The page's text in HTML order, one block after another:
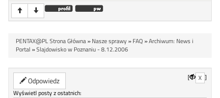
PENTAX@PL Strona Główna» Nasze sprawy» FAQ»Archiwum: News i
Portal »Slajdowisko w Poznaniu - 8.12.2006
Odpowiedz [ X ]
Wyświetl posty z ostatnich: